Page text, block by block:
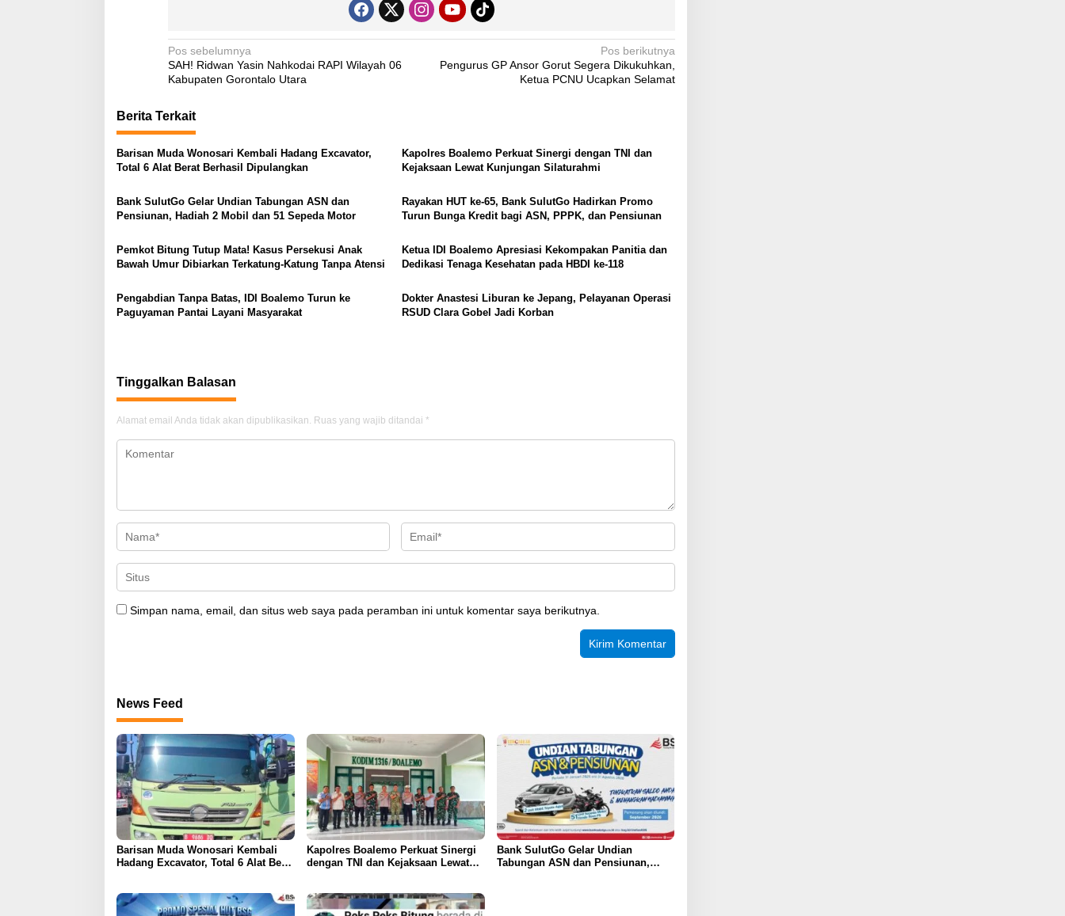
N
a
i
g
a
i
o
Pos sebelumnya
SAH! Ridwan Yasin Nahkodai RAPI Wilayah 06
Kabupaten Gorontalo Utara
Pos berikutnya
Pengurus GP Ansor Gorut Segera Dikukuhkan,
Ketua PCNU Ucapkan Selamat
Berita Terkait
Barisan Muda Wonosari Kembali Hadang Excavator,
Total 6 Alat Berat Berhasil Dipulangkan
Kapolres Boalemo Perkuat Sinergi dengan TNI dan
Kejaksaan Lewat Kunjungan Silaturahmi
Bank SulutGo Gelar Undian Tabungan ASN dan
Pensiunan, Hadiah 2 Mobil dan 51 Sepeda Motor
Rayakan HUT ke-65, Bank SulutGo Hadirkan Promo
Turun Bunga Kredit bagi ASN, PPPK, dan Pensiunan
Pemkot Bitung Tutup Mata! Kasus Persekusi Anak
Bawah Umur Dibiarkan Terkatung-Katung Tanpa Atensi
Ketua IDI Boalemo Apresiasi Kekompakan Panitia dan
Dedikasi Tenaga Kesehatan pada HBDI ke-118
Pengabdian Tanpa Batas, IDI Boalemo Turun ke
Paguyaman Pantai Layani Masyarakat
Dokter Anastesi Liburan ke Jepang, Pelayanan Operasi
RSUD Clara Gobel Jadi Korban
Tinggalkan Balasan
Alamat email Anda tidak akan dipublikasikan. Ruas yang wajib ditandai *
Simpan nama, email, dan situs web saya pada peramban ini untuk komentar saya berikutnya.
News Feed
Barisan Muda Wonosari Kembali
Hadang Excavator, Total 6 Alat Berat
Kapolres Boalemo Perkuat Sinergi
dengan TNI dan Kejaksaan Lewat
Bank SulutGo Gelar Undian
Tabungan ASN dan Pensiunan,